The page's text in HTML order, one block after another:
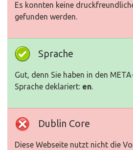
Es konnten keine
gefunden werden.
Sprache
Gut, denn Sie haben in den
Sprache deklariert: en.
Dublin Core
Diese Webseite nutzt nicht die